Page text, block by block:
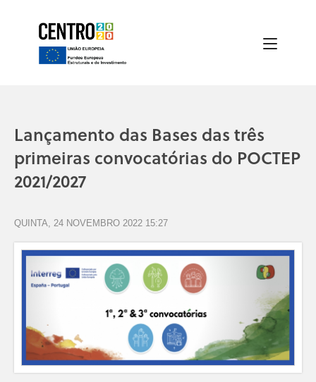
Lançamento das Bases das três
primeiras convocatórias do POCTEP
2021/2027
QUINTA, 24 NOVEMBRO 2022 15:27